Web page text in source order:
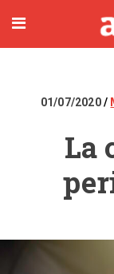
01/07/2020
La